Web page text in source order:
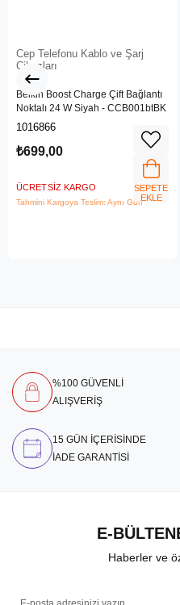
Cep Telefonu Kablo ve Şarj
Cihazları
Belkin Boost Charge Çift Bağlantı
Noktalı 24 W Siyah - CCB001btBK
1016866
₺699,00
ÜCRETSIZ KARGO
Tahmini Kargoya Teslim: Aynı Gün
SEPETE
EKLE
%100 GÜVENLİ
ALIŞVERİŞ
15 GÜN İÇERİSİNDE
İADE GARANTİSİ
E-
Haberler ve